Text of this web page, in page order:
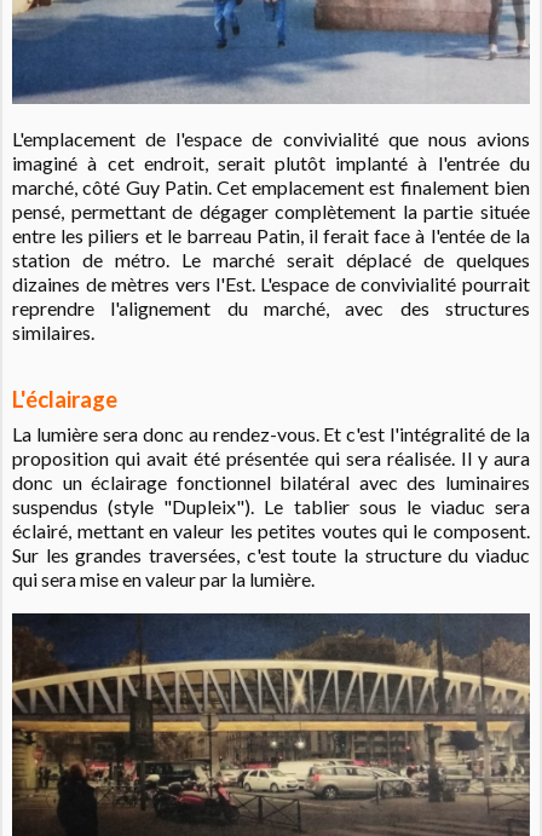
L'emplacement de l'espace de convivialité que nous avions
imaginé à cet endroit, serait plutôt implanté à l'entrée du
marché, côté Guy Patin. Cet emplacement est finalement bien
pensé, permettant de dégager complètement la partie située
entre les piliers et le barreau Patin, il ferait face à l'entée de la
station de métro. Le marché serait déplacé de quelques
dizaines de mètres vers l'Est. L'espace de convivialité pourrait
reprendre l'alignement du marché, avec des structures
similaires.
L'éclairage
La lumière sera donc au rendez-vous. Et c'est l'intégralité de la
proposition qui avait été présentée qui sera réalisée. Il y aura
donc un éclairage fonctionnel bilatéral avec des luminaires
suspendus (style "Dupleix"). Le tablier sous le viaduc sera
éclairé, mettant en valeur les petites voutes qui le composent.
Sur les grandes traversées, c'est toute la structure du viaduc
qui sera mise en valeur par la lumière.